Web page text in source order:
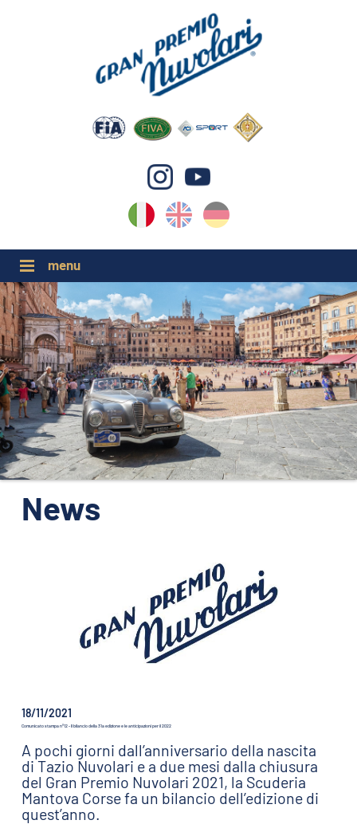
DE
EN
IT
GP NUVOLARI 2026
1954-2025
GRANDI EVENTI 2026
ORGANIZZAZIONE
CONTATTI
PRESS
NEWS
PHOTO&VIDEO2025
News
18/11/2021
Comunicato stampa n°12 - Il bilancio della 31a edizione e le anticipazioni per il 2022
A pochi giorni dall’anniversario della nascita
di Tazio Nuvolari e a due mesi dalla chiusura
del Gran Premio Nuvolari 2021, la Scuderia
Mantova Corse fa un bilancio dell’edizione di
quest’anno.